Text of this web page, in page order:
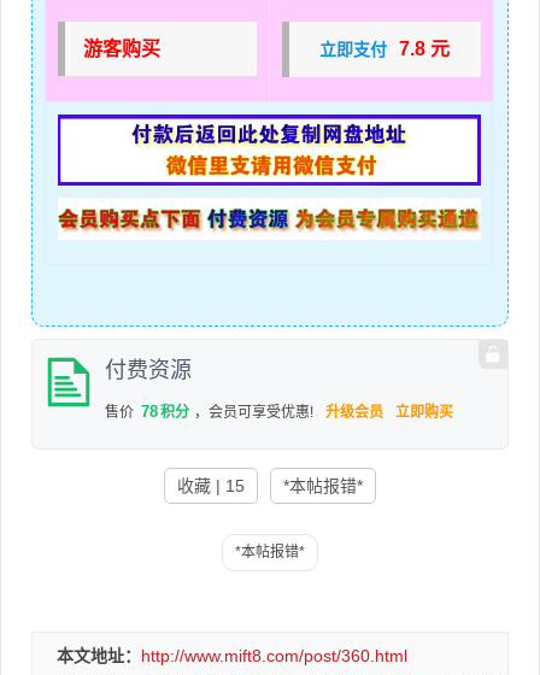
游客购买 立即支付 7.8 元
付费资源
售价 78积分 ，会员可享受优惠! 升级会员 立即购买
收藏 | 15 *本帖报错*
本文地址： http://www.mift8.com/post/360.html